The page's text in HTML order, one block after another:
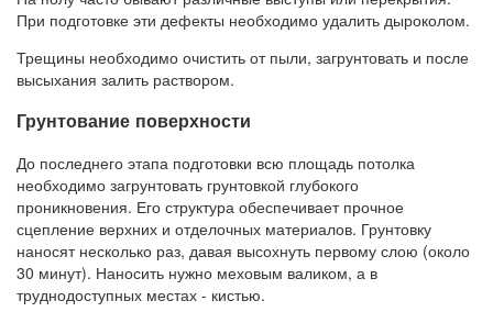
При подготовке эти дефекты необходимо удалить дыроколом.
Трещины необходимо очистить от пыли, загрунтовать и после
высыхания залить раствором.
Грунтование поверхности
До последнего этапа подготовки всю площадь потолка
необходимо загрунтовать грунтовкой глубокого
проникновения. Его структура обеспечивает прочное
сцепление верхних и отделочных материалов. Грунтовку
наносят несколько раз, давая высохнуть первому слою (около
30 минут). Наносить нужно меховым валиком, а в
труднодоступных местах - кистью.